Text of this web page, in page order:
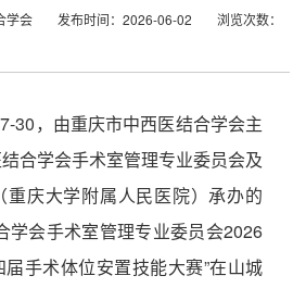
学会 发布时间：2026-06-02
浏览次数：
30，由重庆市中西医结合学会主
合学会手术室管理专业委员会及
重庆大学附属人民医院）承办的
学会手术室管理专业委员会2026
手术体位安置技能大赛”在山城